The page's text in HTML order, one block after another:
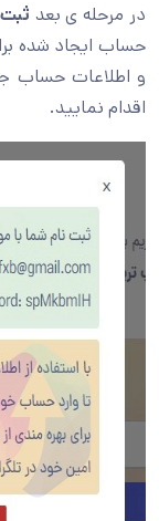
در مرحله ی بعد
حساب ایجاد شده
و اطلاعات حساب
اقدام نمایید.